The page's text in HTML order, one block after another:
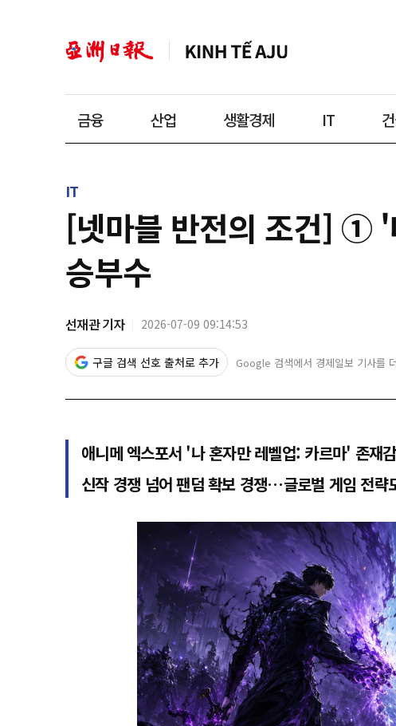
금융 산업 생활경제 IT
IT
[넷마블 반전의 조건] ① '
승부수
선재관 기자 2026-07-09 09:14:53
구글 검색 선호 출처로 추가 Google 검색에서 경제일보 기사를
애니메 엑스포서 '나 혼자만 레벨업: 카르마' 존재
신작 경쟁 넘어 팬덤 확보 경쟁…글로벌 게임 전략